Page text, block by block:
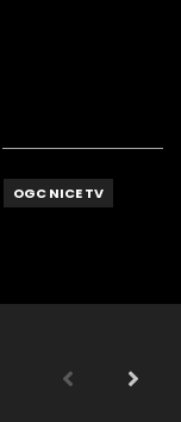
OGC NICE TV